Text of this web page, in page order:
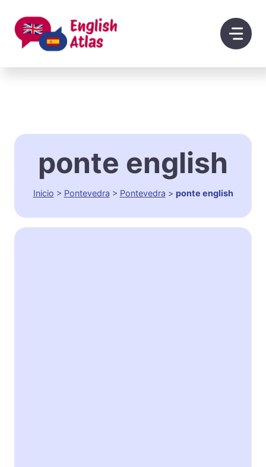
contenido
ponte english
Inicio > Pontevedra > Pontevedra > ponte english